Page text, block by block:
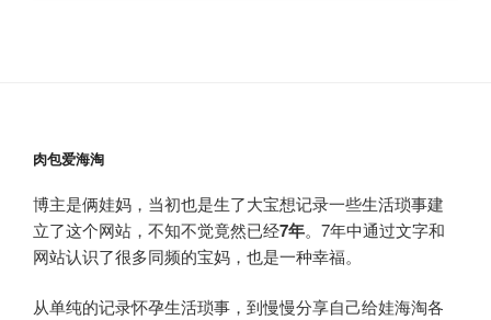
肉包爱海淘
博主是俩娃妈，当初也是生了大宝想记录一些生活琐事建
立了这个网站，不知不觉竟然已经7年。7年中通过文字和
网站认识了很多同频的宝妈，也是一种幸福。
从单纯的记录怀孕生活琐事，到慢慢分享自己给娃海淘各